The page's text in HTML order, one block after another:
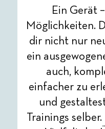
Ein Gerät
Möglichkeiten.
dir nicht nur
ein
auch,
einfacher zu
und
Trainings